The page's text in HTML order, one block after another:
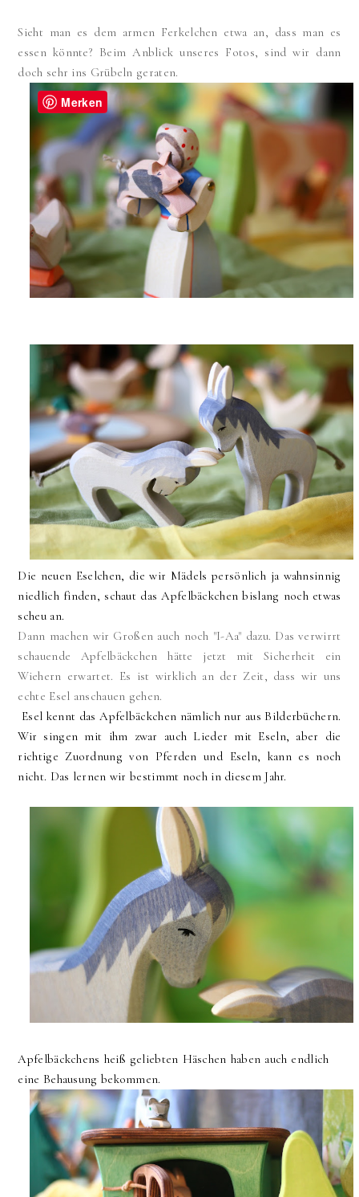
Sieht man es dem armen Ferkelchen etwa an, dass man es
essen könnte? Beim Anblick unseres Fotos, sind wir dann
doch sehr ins Grübeln geraten.
Die neuen Eselchen, die wir Mädels persönlich ja wahnsinnig
niedlich finden, schaut das Apfelbäckchen bislang noch etwas
scheu an.
Dann machen wir Großen auch noch "I-Aa" dazu. Das verwirrt
schauende Apfelbäckchen hätte jetzt mit Sicherheit ein
Wiehern erwartet. Es ist wirklich an der Zeit, dass wir uns
echte Esel anschauen gehen.
Esel kennt das Apfelbäckchen nämlich nur aus Bilderbüchern.
Wir singen mit ihm zwar auch Lieder mit Eseln, aber die
richtige Zuordnung von Pferden und Eseln, kann es noch
nicht. Das lernen wir bestimmt noch in diesem Jahr.
Apfelbäckchens heiß geliebten Häschen haben auch endlich
eine Behausung bekommen.
Merken